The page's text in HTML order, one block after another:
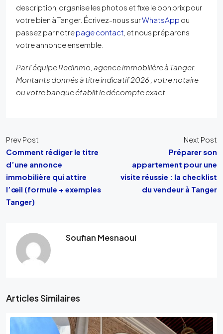
description, organise les photos et fixe le bon prix pour
votre bien à Tanger. Écrivez-nous surWhatsApp ou
passez par notrepage contact , et nous préparons
votre annonce ensemble.
Par l’équipe Redinmo, agence immobilière à Tanger.
Montants donnés à titre indicatif 2026 ; votre notaire
ou votre banque établit le décompte exact.
Prev Post
Comment rédiger le titre
d’une annonce
immobilière qui attire
l’œil (formule + exemples
Tanger)
Next Post
Préparer son
appartement pour une
visite réussie : la checklist
du vendeur à Tanger
Soufian Mesnaoui
Articles Similaires